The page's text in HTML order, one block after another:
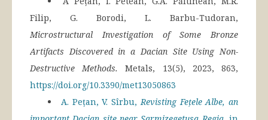
Filip, G. Borodi, L. Barbu-Tudoran,
Microstructural Investigation of Some Bronze
Artifacts Discovered in a Dacian Site Using Non-
Destructive Methods.
Metals, 13(5), 2023, 863,
https://doi.org/10.3390/met13050863
A. Pețan, V. Sîrbu,Revisting Fețele Albe, an